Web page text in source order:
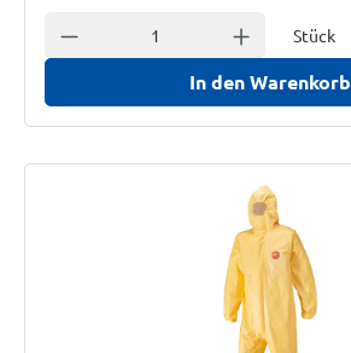
Anzahl verringern Anzahl erhöhen
In den Warenkorb